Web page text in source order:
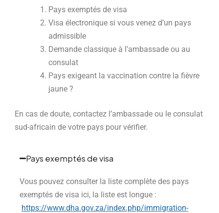
Pays exemptés de visa
Visa électronique si vous venez d’un pays
admissible
Demande classique à l’ambassade ou au
consulat
Pays exigeant la vaccination contre la fièvre
jaune ?
En cas de doute, contactez l’ambassade ou le consulat
sud-africain de votre pays pour vérifier.
Pays exemptés de visa
Vous pouvez consulter la liste complète des pays
exemptés de visa ici, la liste est longue :
https://www.dha.gov.za/index.php/immigration-